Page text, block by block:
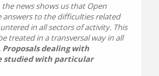
news shows us that Open
answers to the difficulties related
in all sectors of activity. This
treated in a transversal way in all
Proposals dealing with
studied with particular